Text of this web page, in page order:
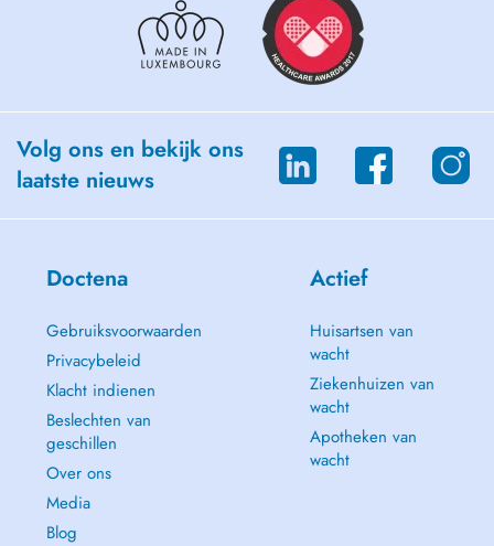
Volg ons en bekijk ons
laatste nieuws
Doctena
Gebruiksvoorwaarden
Privacybeleid
Klacht indienen
Beslechten van
geschillen
Over ons
Media
Blog
Actief
Huisartsen van
wacht
Ziekenhuizen van
wacht
Apotheken van
wacht